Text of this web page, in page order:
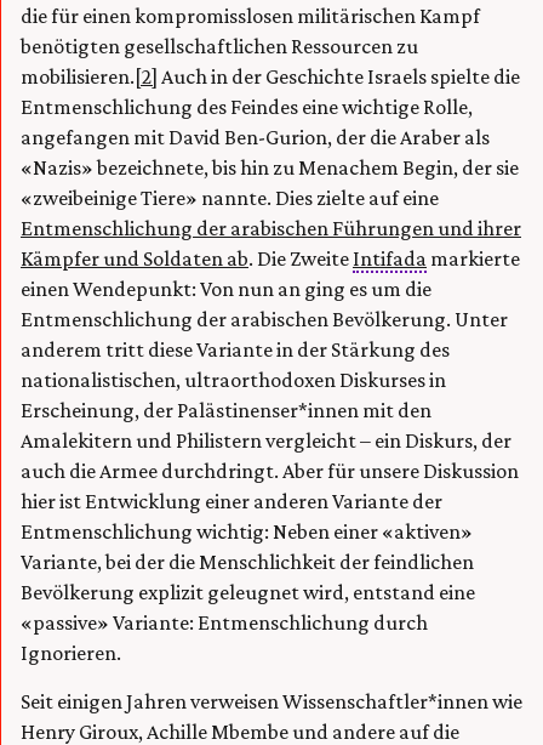
die für einen kompromisslosen militärischen Kampf
benötigten gesellschaftlichen Ressourcen zu
mobilisieren. [2] Auch in der Geschichte Israels spielte die
Entmenschlichung des Feindes eine wichtige Rolle,
angefangen mit David Ben-Gurion, der die Araber als
«Nazis» bezeichnete, bis hin zu Menachem Begin, der sie
«zweibeinige Tiere» nannte. Dies zielte auf eine
Entmenschlichung der arabischen Führungen und ihrer
Kämpfer und Soldaten ab. Die Zweite Intifada markierte
einen Wendepunkt: Von nun an ging es um die
Entmenschlichung der arabischen Bevölkerung. Unter
anderem tritt diese Variante in der Stärkung des
nationalistischen, ultraorthodoxen Diskurses in
Erscheinung, der Palästinenser*innen mit den
Amalekitern und Philistern vergleicht – ein Diskurs, der
auch die Armee durchdringt. Aber für unsere Diskussion
hier ist Entwicklung einer anderen Variante der
Entmenschlichung wichtig: Neben einer «aktiven»
Variante, bei der die Menschlichkeit der feindlichen
Bevölkerung explizit geleugnet wird, entstand eine
«passive» Variante: Entmenschlichung durch
Ignorieren.
Seit einigen Jahren verweisen Wissenschaftler*innen wie
Henry Giroux, Achille Mbembe und andere auf die